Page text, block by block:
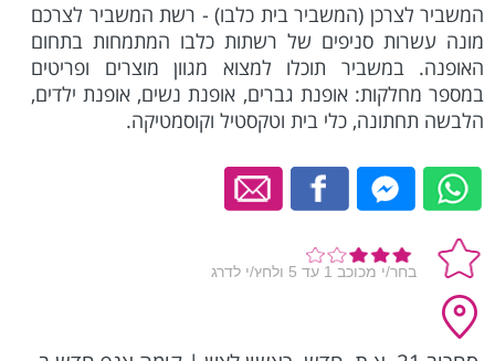
המשביר לצרכן (המשביר בית כלבו) - רשת המשביר לצרכם
מונה עשרות סניפים של רשתות כלבו המתמחות בתחום
האופנה. במשביר תוכלו למצוא מגוון מוצרים ופריטים
במספר מחלקות: אופנת גברים, אופנת נשים, אופנת ילדים,
הלבשה תחתונה, כלי בית וטקסטיל וקוסמטיקה.